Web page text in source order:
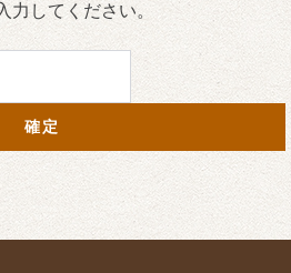
力してください。